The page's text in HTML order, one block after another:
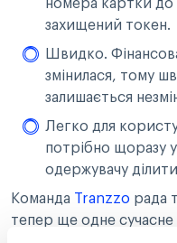
номера картки до
захищений токен.
Швидко.
змінилася, тому
залишається
Легко для
потрібно щоразу
одержувачу
Команда Tranzzo рада
тепер ще одне сучасне